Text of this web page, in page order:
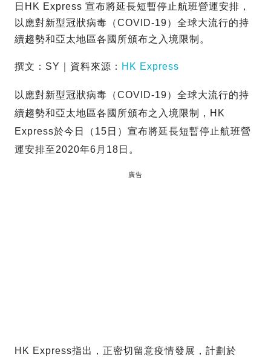
日HK Express 宣布將延長短暫停止航班營運安排，
以應對新型冠狀病毒（COVID-19）全球大流行的持
續趨勢和亞太地區各國所頒布之入境限制。
撰文：SY｜資料來源： HK Express
以應對新型冠狀病毒（COVID-19）全球大流行的持
續趨勢和亞太地區各國所頒布之入境限制，HK
Express於今日（15日）宣布將延長短暫停止航班營
運安排至2020年6月18日。
廣告
HK Express指出，正密切留意疫情發展，計劃於